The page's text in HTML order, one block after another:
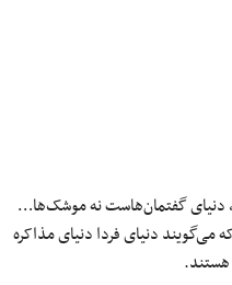
دنیای گفتمان‌هاست نه موشک‌ها…
دنیای فردا دنیای مذاکره
هستند.